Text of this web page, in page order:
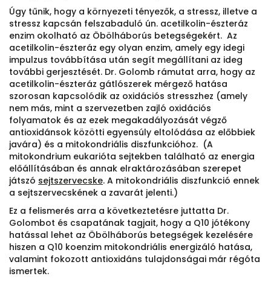
Úgy tűnik, hogy a környezeti tényezők, a stressz, illetve a
stressz kapcsán felszabaduló ún. acetilkolin-észteráz
enzim okolható az Öbölháborús betegségekért. Az
acetilkolin-észteráz egy olyan enzim, amely egy idegi
impulzus továbbítása után segít megállítani az ideg
további gerjesztését. Dr. Golomb rámutat arra, hogy az
acetilkolin-észteráz gátlószerek mérgező hatása
szorosan kapcsolódik az oxidációs stresszhez (amely
nem más, mint a szervezetben zajló oxidációs
folyamatok és az ezek megakadályozását végző
antioxidánsok közötti egyensúly eltolódása az előbbiek
javára) és a mitokondriális diszfunkcióhoz. (A
mitokondrium eukarióta sejtekben található az energia
előállításában és annak elraktározásában szerepet
játszó sejtszervecske. A mitokondriális diszfunkció ennek
a sejtszervecskének a zavarát jelenti.)
Ez a felismerés arra a következtetésre juttatta Dr.
Golombot és csapatának tagjait, hogy a Q10 jótékony
hatással lehet az Öbölháborús betegségek kezelésére
hiszen a Q10 koenzim mitokondriális energizáló hatása,
valamint fokozott antioxidáns tulajdonságai már régóta
ismertek.